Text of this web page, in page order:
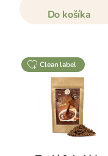
Do košíka
clean label